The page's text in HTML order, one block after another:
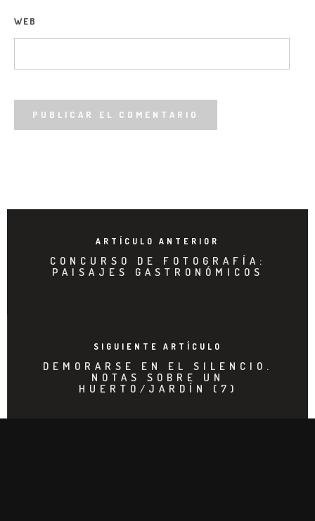
WEB
ARTÍCULO ANTERIOR
CONCURSO DE FOTOGRAFÍA:
PAISAJES GASTRONÓMICOS
SIGUIENTE ARTÍCULO
DEMORARSE EN EL SILENCIO.
NOTAS SOBRE UN
HUERTO/JARDÍN (7)